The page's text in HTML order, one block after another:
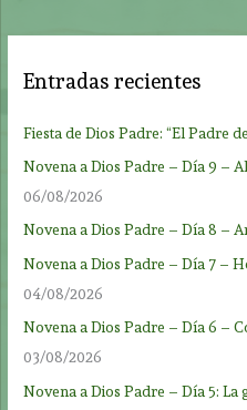
Entradas recientes
Fiesta de Dios Padre: “El Padre
Novena a Dios Padre – Día 9 –
06/08/2026
Novena a Dios Padre – Día 8 –
Novena a Dios Padre – Día 7 –
04/08/2026
Novena a Dios Padre – Día 6 –
03/08/2026
Novena a Dios Padre – Día 5: